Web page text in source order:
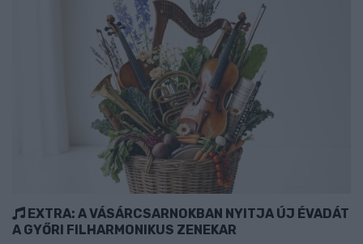
EXTRA: A VÁSÁRCSARNOKBAN NYITJA ÚJ ÉVADÁT
A GYŐRI FILHARMONIKUS ZENEKAR